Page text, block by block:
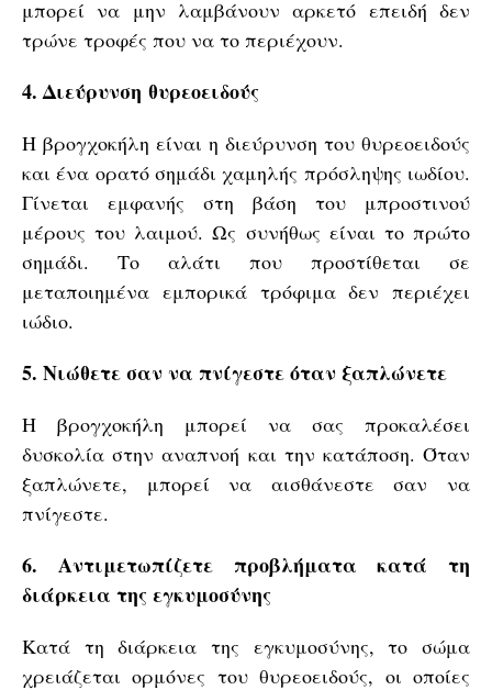
μπορεί να μην λαμβάνουν αρκετό επειδή δεν
τρώνε τροφές που να το περιέχουν.
4. Διεύρυνση θυρεοειδούς
Η βρογχοκήλη είναι η διεύρυνση του θυρεοειδούς
και ένα ορατό σημάδι χαμηλής πρόσληψης ιωδίου.
Γίνεται εμφανής στη βάση του μπροστινού
μέρους του λαιμού. Ως συνήθως είναι το πρώτο
σημάδι. Το αλάτι που προστίθεται σε
μεταποιημένα εμπορικά τρόφιμα δεν περιέχει
ιώδιο.
5. Νιώθετε σαν να πνίγεστε όταν ξαπλώνετε
Η βρογχοκήλη μπορεί να σας προκαλέσει
δυσκολία στην αναπνοή και την κατάποση. Όταν
ξαπλώνετε, μπορεί να αισθάνεστε σαν να
πνίγεστε.
6. Αντιμετωπίζετε προβλήματα κατά τη
διάρκεια της εγκυμοσύνης
Κατά τη διάρκεια της εγκυμοσύνης, το σώμα
χρειάζεται ορμόνες του θυρεοειδούς, οι οποίες